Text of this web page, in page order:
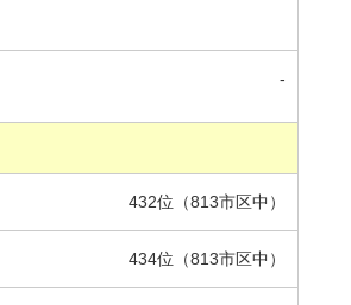
-
432位（813市区中）
434位（813市区中）